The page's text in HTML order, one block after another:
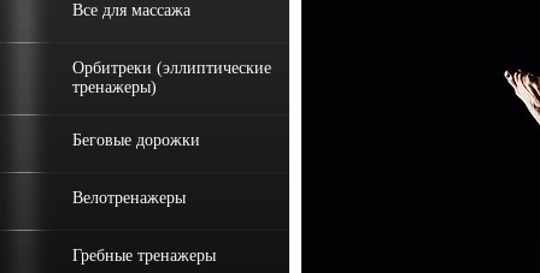
Все для массажа
Орбитреки (эллиптические
тренажеры)
Беговые дорожки
Велотренажеры
Гребные тренажеры